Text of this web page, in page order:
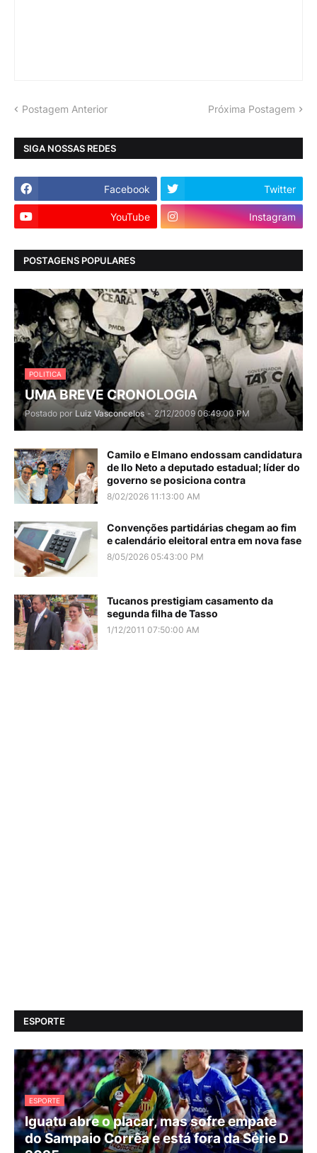
Postagem Anterior Próxima Postagem
SIGA NOSSAS REDES
Facebook Twitter
YouTube Instagram
POSTAGENS POPULARES
POLITICA
UMA BREVE CRONOLOGIA
Postado por Luiz Vasconcelos - 2/12/2009 06:49:00 PM
Camilo e Elmano endossam candidatura
de Ilo Neto a deputado estadual; líder do
governo se posiciona contra
8/02/2026 11:13:00 AM
Convenções partidárias chegam ao fim
e calendário eleitoral entra em nova fase
8/05/2026 05:43:00 PM
Tucanos prestigiam casamento da
segunda filha de Tasso
1/12/2011 07:50:00 AM
ESPORTE
ESPORTE
Iguatu abre o placar, mas sofre empate
do Sampaio Corrêa e está fora da Série D